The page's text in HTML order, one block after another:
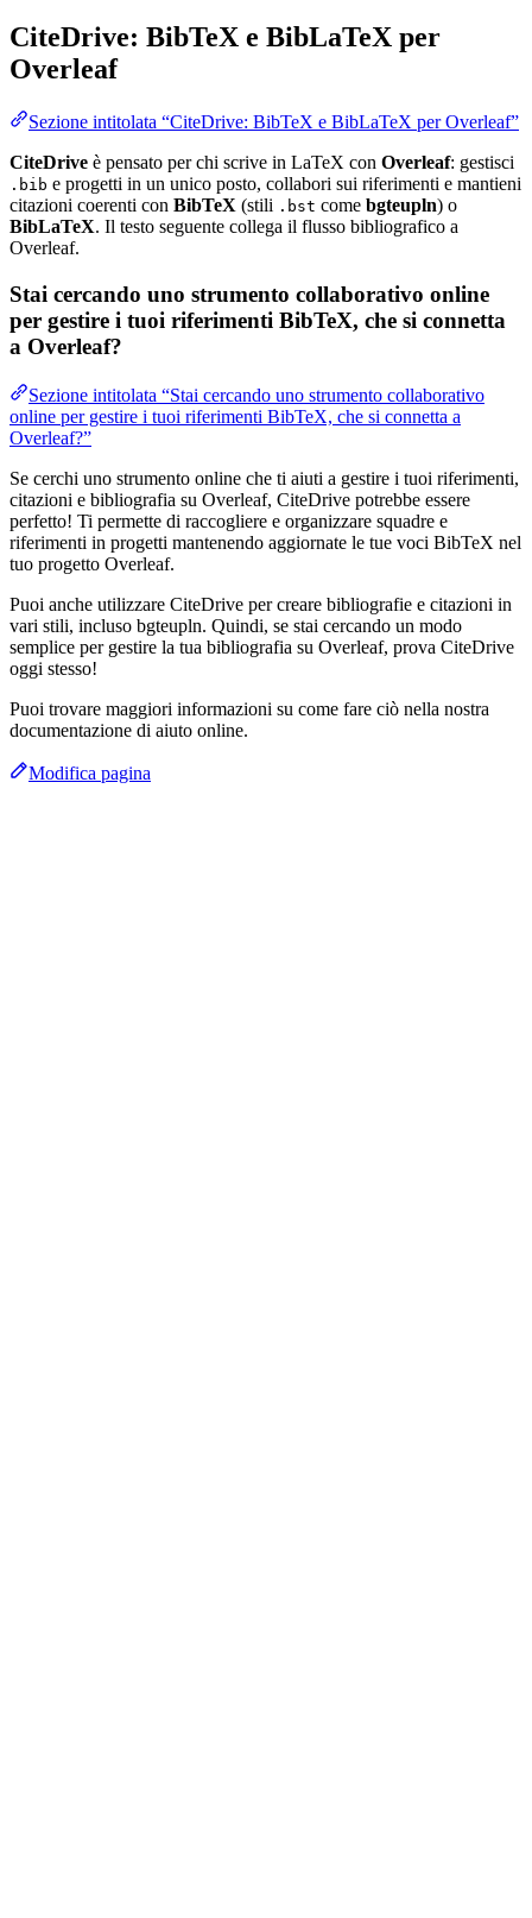
CiteDrive: BibTeX e BibLaTeX per
Overleaf
Sezione intitolata “CiteDrive: BibTeX e BibLaTeX per Overleaf”
CiteDrive è pensato per chi scrive in LaTeX con Overleaf: gestisci
.bib e progetti in un unico posto, collabori sui riferimenti e mantieni
citazioni coerenti con BibTeX (stili .bst come bgteupln) o
BibLaTeX. Il testo seguente collega il flusso bibliografico a
Overleaf.
Stai cercando uno strumento collaborativo online
per gestire i tuoi riferimenti BibTeX, che si connetta
a Overleaf?
Sezione intitolata “Stai cercando uno strumento collaborativo
online per gestire i tuoi riferimenti BibTeX, che si connetta a
Overleaf?”
Se cerchi uno strumento online che ti aiuti a gestire i tuoi riferimenti,
citazioni e bibliografia su Overleaf, CiteDrive potrebbe essere
perfetto! Ti permette di raccogliere e organizzare squadre e
riferimenti in progetti mantenendo aggiornate le tue voci BibTeX nel
tuo progetto Overleaf.
Puoi anche utilizzare CiteDrive per creare bibliografie e citazioni in
vari stili, incluso bgteupln. Quindi, se stai cercando un modo
semplice per gestire la tua bibliografia su Overleaf, prova CiteDrive
oggi stesso!
Puoi trovare maggiori informazioni su come fare ciò nella nostra
documentazione di aiuto online.
Modifica pagina